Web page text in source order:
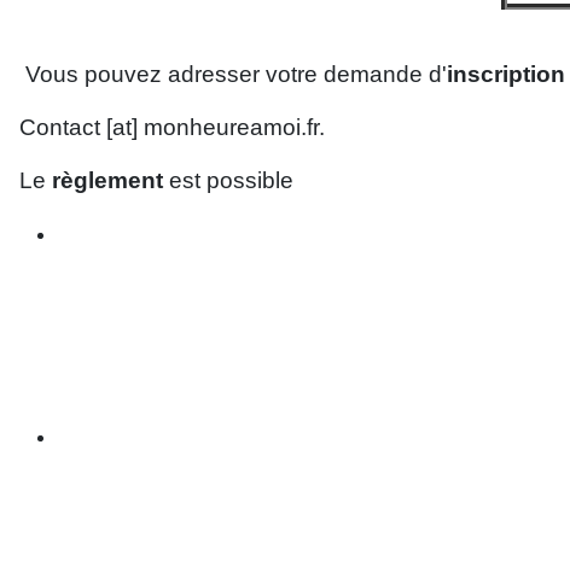
Vous pouvez adresser votre demande d'inscription
Contact [at] monheureamoi.fr.
Le règlement est possible